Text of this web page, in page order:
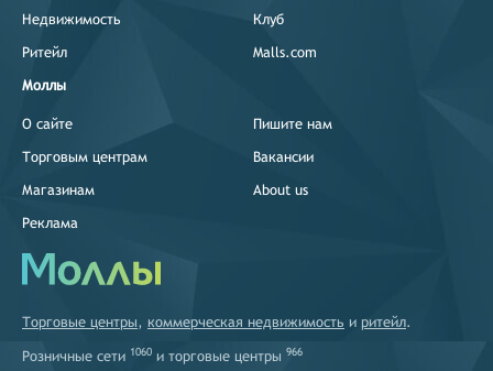
Недвижимость
Ритейл
Моллы
Клуб
Malls.com
О сайте
Торговым центрам
Магазинам
Реклама
Пишите нам
Вакансии
About us
Торговые центры, коммерческая недвижимость и ритейл.
Розничные сети 1060 и торговые центры 966